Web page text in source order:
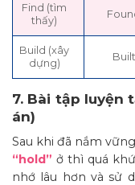
Find (tìm
thấy)
Build (xây
dựng)
Built
7. Bài tập luyện
án)
Sau khi đã nắm
“hold” ở thì quá
nhớ lâu hơn và sử